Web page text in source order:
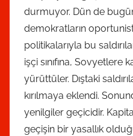
durmuyor. Dün de
demokratların
politikalarıyla bu
işçi sınıfına, Sovyetlere
yürüttüler. Dıştaki
kırılmaya eklendi.
yenilgiler geçicidir.
geçişin bir yasallık